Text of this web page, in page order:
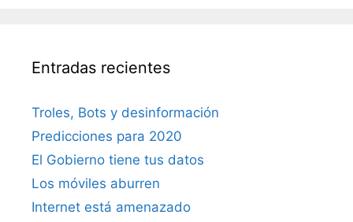
Entradas recientes
Troles, Bots y desinformación
Predicciones para 2020
El Gobierno tiene tus datos
Los móviles aburren
Internet está amenazado